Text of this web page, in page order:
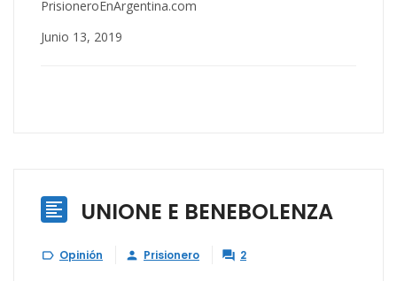
PrisioneroEnArgentina.com
Junio 13, 2019
 UNIONE E BENEBOLENZA
 Opinión  Prisionero  2